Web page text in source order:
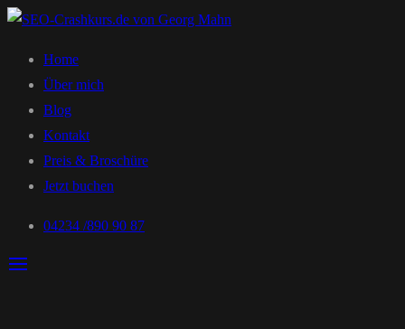
Home
Über mich
Blog
Kontakt
Preis & Broschüre
Jetzt buchen
04234 /890 90 87